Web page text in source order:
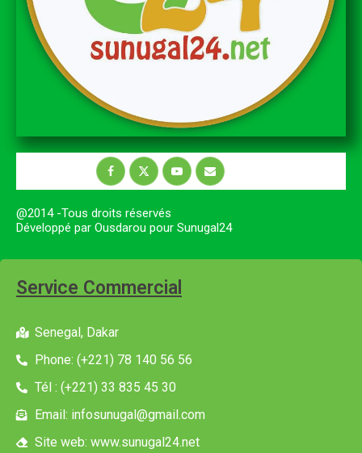
@2014 -Tous droits réservés
Développé par Ousdarou pour Sunugal24
Service Commercial
Senegal, Dakar
Phone: (+221) 78 140 56 56
Tél : (+221) 33 835 45 30
Email: infosunugal@gmail.com
Site web: www.sunugal24.net